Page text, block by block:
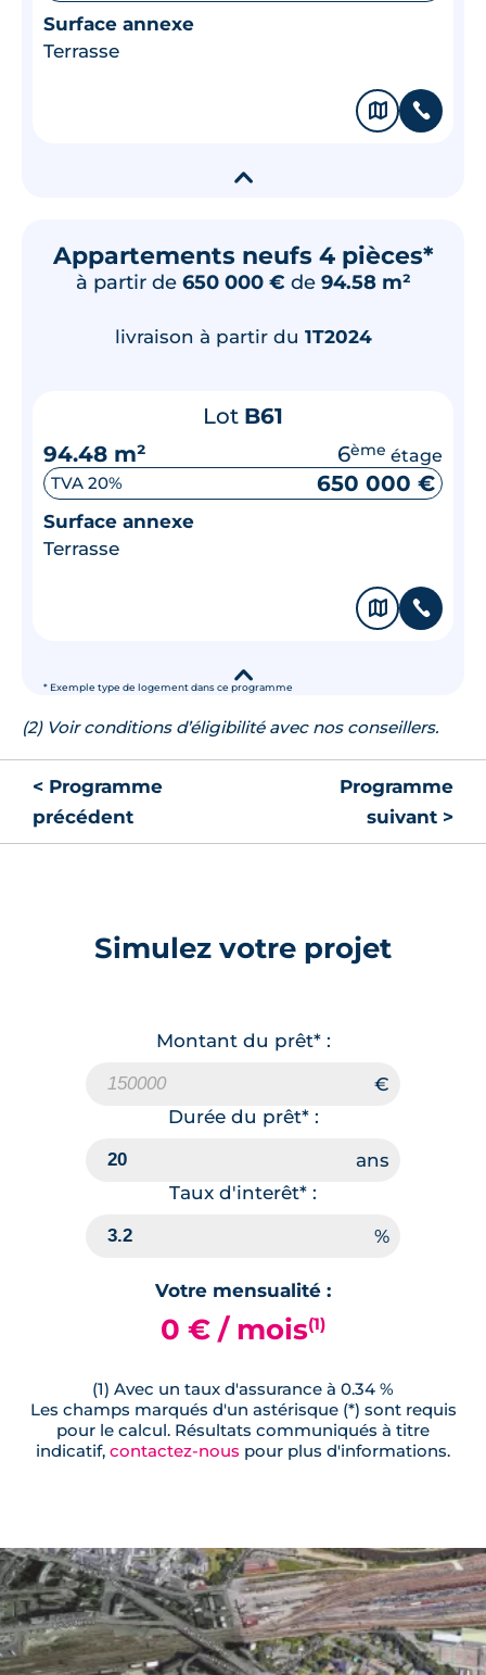
Surface annexe
Terrasse
🗞 📞
▾
Appartements neufs 4 pièces*
à partir de 650 000 € de 94.58 m²
* Exemple type de logement dans ce programme
livraison à partir du 1T2024
Lot B61
94.48 m²
6ème étage
TVA 20% 650 000 €
Surface annexe
Terrasse
🗞 📞
▾
(2) Voir conditions d’éligibilité avec nos conseillers.
< Programme
précédent
Programme
suivant >
Simulez votre projet
Montant du prêt* :
Durée du prêt* :
Taux d'interêt* :
Votre mensualité :
0 € / mois(1)
(1) Avec un taux d'assurance à 0.34 %
Les champs marqués d'un astérisque (*) sont requis
pour le calcul. Résultats communiqués à titre
indicatif, contactez-nous pour plus d'informations.